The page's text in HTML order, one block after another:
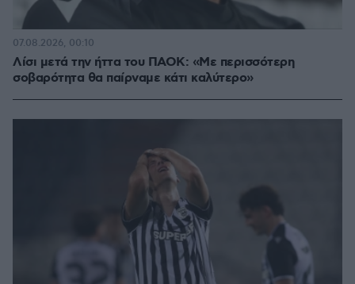
Λίσι μετά την ήττα του ΠΑΟΚ: «Με περισσότερη
σοβαρότητα θα παίρναμε κάτι καλύτερο»
07.08.2026, 00:10